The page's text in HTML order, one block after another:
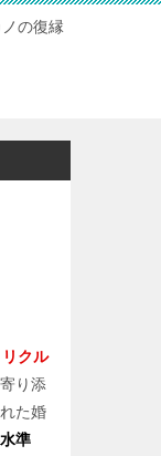
の復縁
リクル
り添
た婚
準